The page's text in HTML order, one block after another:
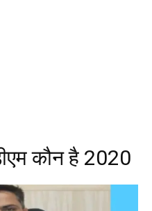
कौन है 2020